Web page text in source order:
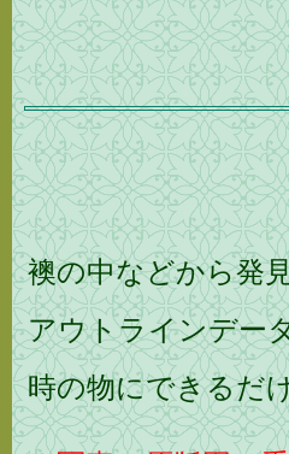
襖の中などから発
アウトラインデー
時の物にできるだ